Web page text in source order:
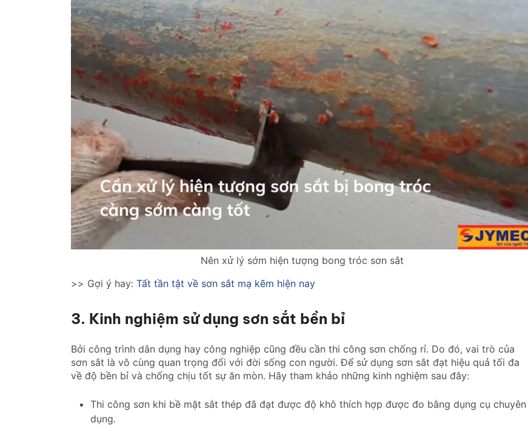
Nên xử lý sớm hiện tượng bong tróc sơn sắt
>> Gợi ý hay: Tất tần tật về sơn sắt mạ kẽm hiện nay
3. Kinh nghiệm sử dụng sơn sắt bền bỉ
Bởi công trình dân dụng hay công nghiệp cũng đều cần thi công sơn chống rỉ. Do đó, vai trò của
sơn sắt là vô cùng quan trọng đối với đời sống con người. Để sử dụng sơn sắt đạt hiệu quả tối đa
về độ bền bỉ và chống chịu tốt sự ăn mòn. Hãy tham khảo những kinh nghiệm sau đây:
Thi công sơn khi bề mặt sắt thép đã đạt được độ khô thích hợp được đo bằng dụng cụ chuyên
dụng.